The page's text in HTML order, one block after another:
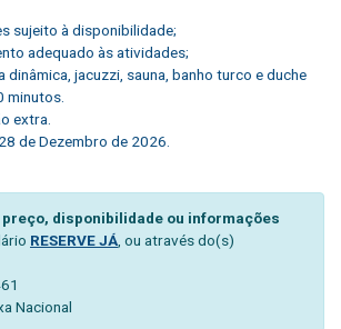
sujeito à disponibilidade;
adequado às atividades;
dinâmica, jacuzzi, sauna, banho turco e duche
minutos.
extra.
de Dezembro de 2026.
disponibilidade ou informações
RESERVE JÁ , ou através do(s)
Nacional